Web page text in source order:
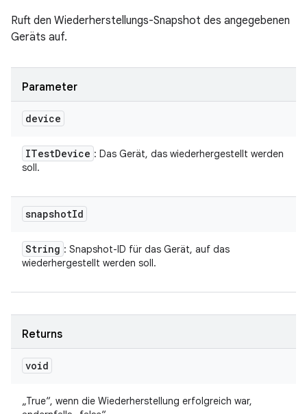
Ruft den Wiederherstellungs-Snapshot des angegebenen
Geräts auf.
Parameter
device
ITestDevice : Das Gerät, das wiederhergestellt werden
soll.
snapshotId
String : Snapshot-ID für das Gerät, auf das
wiederhergestellt werden soll.
Returns
void
„True“, wenn die Wiederherstellung erfolgreich war,